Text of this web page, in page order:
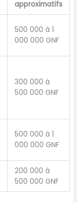
approximatifs
500 000 à 1
000 000 GNF
300 000 à
500 000 GNF
500 000 à 1
000 000 GNF
200 000 à
500 000 GNF